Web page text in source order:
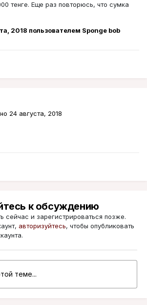
тенге. Еще раз повторюсь, что сумка
2018 пользователем Sponge bob
24 августа, 2018
к обсуждению
сейчас и зарегистрироваться позже.
авторизуйтесь, чтобы опубликовать
теме...